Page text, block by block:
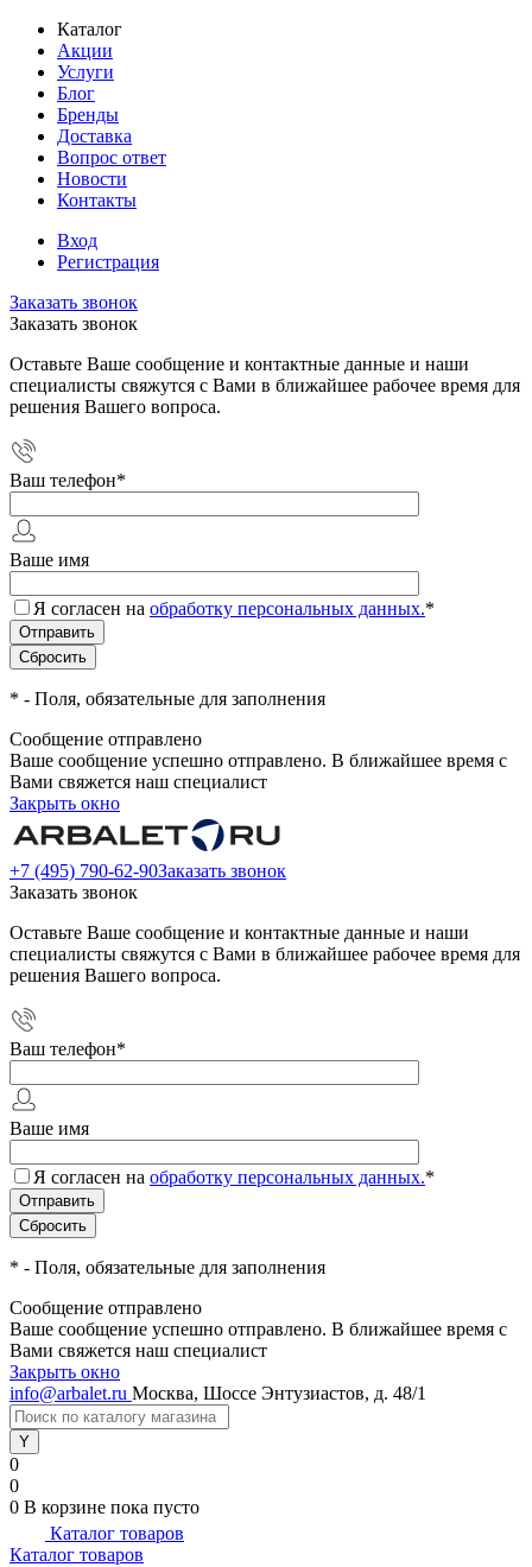
Каталог
Акции
Услуги
Блог
Бренды
Доставка
Вопрос ответ
Новости
Контакты
Вход
Регистрация
Заказать звонок
Заказать звонок
Оставьте Ваше сообщение и контактные данные и наши
специалисты свяжутся с Вами в ближайшее рабочее время для
решения Вашего вопроса.
Ваш телефон*
Ваше имя
Я согласен на обработку персональных данных.*
* - Поля, обязательные для заполнения
Сообщение отправлено
Ваше сообщение успешно отправлено. В ближайшее время с
Вами свяжется наш специалист
Закрыть окно
+7 (495) 790-62-90Заказать звонок
Заказать звонок
Оставьте Ваше сообщение и контактные данные и наши
специалисты свяжутся с Вами в ближайшее рабочее время для
решения Вашего вопроса.
Ваш телефон*
Ваше имя
Я согласен на обработку персональных данных.*
* - Поля, обязательные для заполнения
Сообщение отправлено
Ваше сообщение успешно отправлено. В ближайшее время с
Вами свяжется наш специалист
Закрыть окно
info@arbalet.ru Москва, Шоссе Энтузиастов, д. 48/1
0
0
0 В корзине пока пусто
Каталог товаров
Каталог товаров